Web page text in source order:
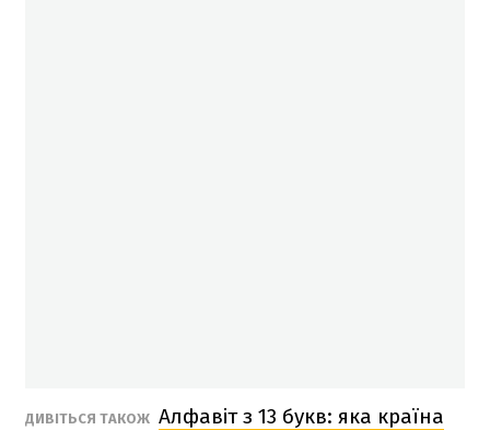
ДИВІТЬСЯ ТАКОЖ Алфавіт з 13 букв: яка країна